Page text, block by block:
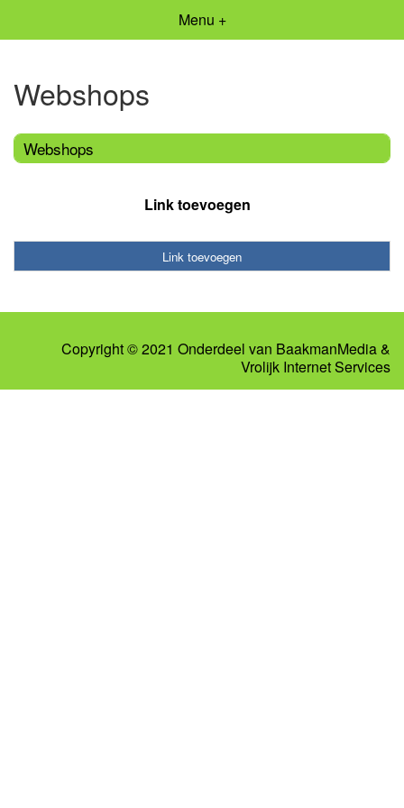
Menu +
Webshops
Webshops
Link toevoegen
Link toevoegen
Copyright © 2021 Onderdeel van BaakmanMedia&
Vrolijk Internet Services